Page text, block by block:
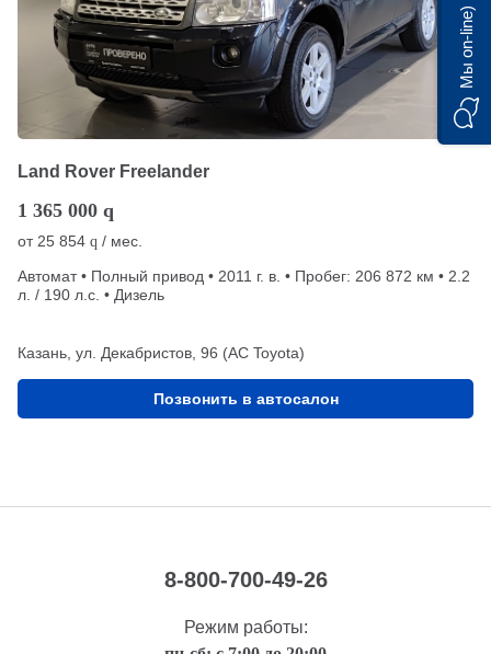
Land Rover Freelander
1 365 000 q
от 25 854 q / мес.
Автомат • Полный привод • 2011 г. в. • Пробег: 206 872 км • 2.2
л. / 190 л.с. • Дизель
Казань, ул. Декабристов, 96 (АС Toyota)
Позвонить в автосалон
8-800-700-49-26
Режим работы:
Мы on-line)